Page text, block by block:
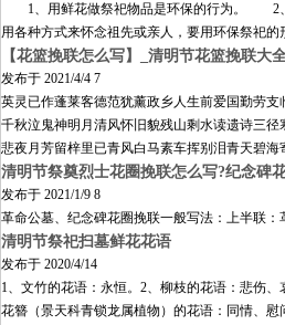
1、用鲜花做祭祀物品是环保的行为。 2
用各种方式来怀念祖先或亲人，要用环保祭祀的
【花篮挽联怎么写】_清明节花篮挽联大
发布于 2021/4/4 7
英灵已作蓬莱客德范犹薰政乡人生前爱国勤劳
千秋泣鬼神明月清风怀旧貌残山剩水读遗诗三
悲夜月芳留梓里已青风白马素车挥别泪青天碧
清明节祭奠烈士花圈挽联怎么写?纪念碑
发布于 2021/1/9 8
革命公墓、纪念碑花圈挽联一般写法：上半联
清明节祭祀扫墓鲜花花语
发布于 2020/4/14
1、文竹的花语：永恒。2、柳枝的花语：悲伤
花簪（景天科青锁龙属植物）的花语：同情、慰